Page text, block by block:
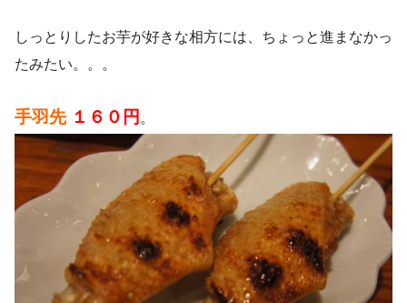
しっとりしたお芋が好きな相方には、ちょっと進まなかっ
たみたい。。。
手羽先 １６０円 。